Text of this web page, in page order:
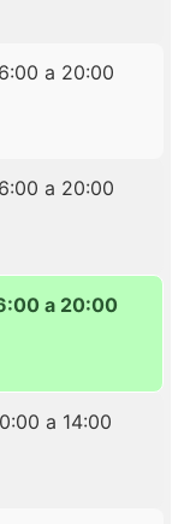
a 20:00
a 20:00
a 20:00
a 14:00